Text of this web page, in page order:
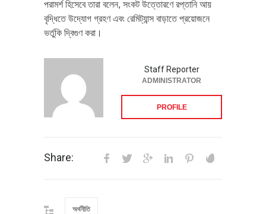
পরামর্শ হিসেবে তারা বলেন, সংকট উত্তোরণে রপ্তানি আয়
বৃদ্ধিতে উদ্যোগ গ্রহণ এবং রেমিট্যান্স বাড়াতে প্রয়োজনে
ভর্তুকি দ্বিগুণ করা।
Staff Reporter
ADMINISTRATOR
PROFILE
Share:
অর্থনীতি